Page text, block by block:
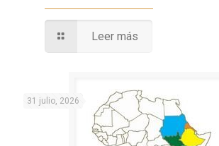
Leer más
31 julio, 2026